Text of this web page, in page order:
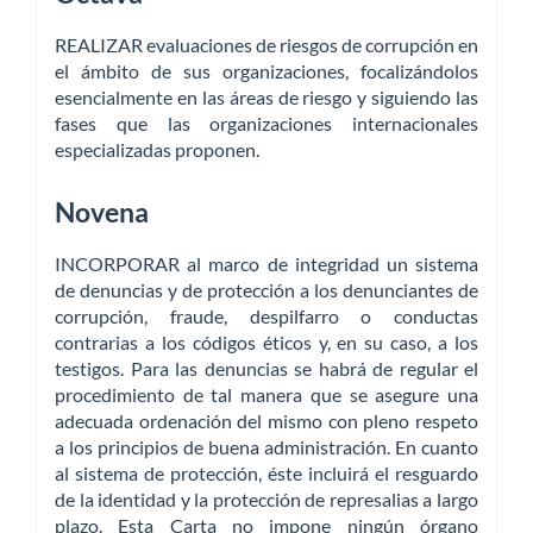
REALIZAR evaluaciones de riesgos de corrupción en
el ámbito de sus organizaciones, focalizándolos
esencialmente en las áreas de riesgo y siguiendo las
fases que las organizaciones internacionales
especializadas proponen.
Novena
INCORPORAR al marco de integridad un sistema
de denuncias y de protección a los denunciantes de
corrupción, fraude, despilfarro o conductas
contrarias a los códigos éticos y, en su caso, a los
testigos. Para las denuncias se habrá de regular el
procedimiento de tal manera que se asegure una
adecuada ordenación del mismo con pleno respeto
a los principios de buena administración. En cuanto
al sistema de protección, éste incluirá el resguardo
de la identidad y la protección de represalias a largo
plazo. Esta Carta no impone ningún órgano